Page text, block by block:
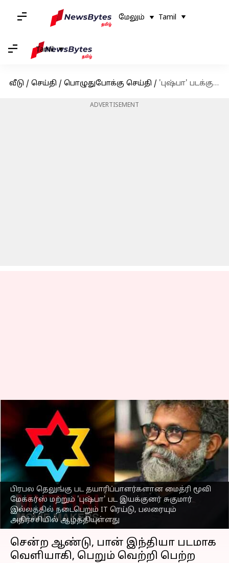
மேலும் Tamil
Tamil
வீடு / செய்தி / பொழுதுபோக்கு செய்தி / 'புஷ்பா' படக்குழுவிற்கு வந்த சோதனை; வருமானவரி துறையை தொடர்ந்து, அமலாக்க துறையும் சோதனை
ADVERTISEMENT
பிரபல தெலுங்கு பட தயாரிப்பாளர்களான மைத்ரி மூவி
மேக்கர்ஸ் மற்றும் 'புஷ்பா' பட இயக்குனர் சுகுமார்
இல்லத்தில் நடைபெறும் IT ரெய்டு, பலரையும்
அதிர்ச்சியில் ஆழ்த்தியுள்ளது
'புஷ்பா' படக்குழுவிற்கு
வந்த சோதனை;
வருமானவரி துறையை
தொடர்ந்து, அமலாக்க
துறையும் சோதனை
எழுதியவர் Venkatalakshmi V Apr 20, 2023 02:23 pm
செய்தி முன்னோட்டம்
சென்ற ஆண்டு, பான் இந்தியா படமாக
வெளியாகி, பெறும் வெற்றி பெற்ற